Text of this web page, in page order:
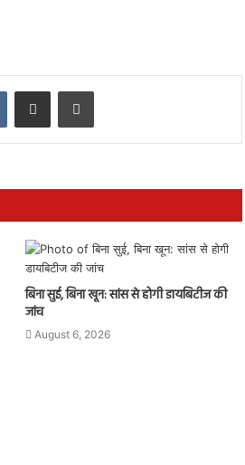
VKontakteShare via Email Print
बिना सुई, बिना खून: सांस से होगी डायबिटीज की
जांच
August 6, 2026